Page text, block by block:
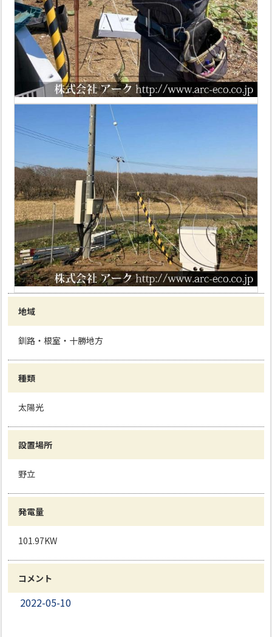
地域
釧路・根室・十勝地方
種類
太陽光
設置場所
野立
発電量
101.97KW
コメント
2022-05-10